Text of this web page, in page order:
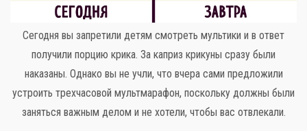
Сегодня вы запретили детям смотреть мультики и в ответ
получили порцию крика. За каприз крикуны сразу были
наказаны. Однако вы не учли, что вчера сами предложили
устроить трехчасовой мультмарафон, поскольку должны были
заняться важным делом и не хотели, чтобы вас отвлекали.